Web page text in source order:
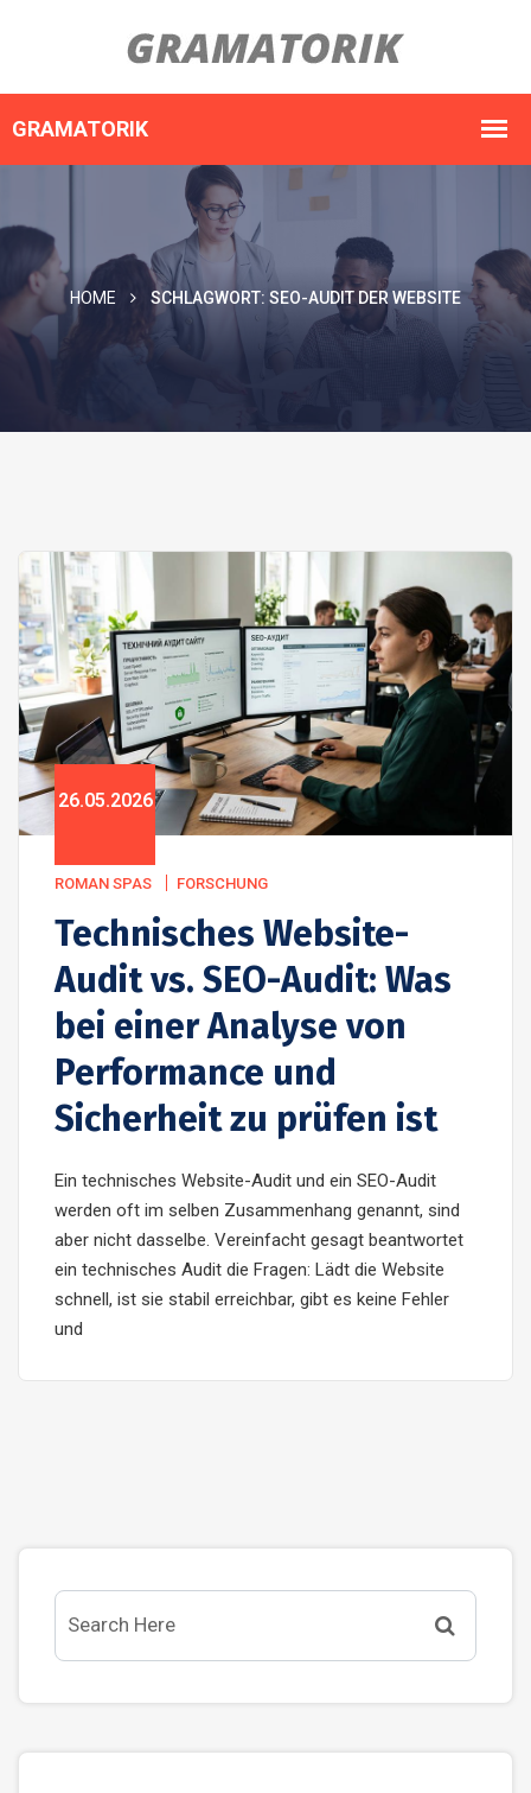
HOME SCHLAGWORT: SEO-AUDIT DER WEBSITE
26.05.2026
ROMAN SPAS FORSCHUNG
Technisches Website-
Audit vs. SEO-Audit: Was
bei einer Analyse von
Performance und
Sicherheit zu prüfen ist
Ein technisches Website-Audit und ein SEO-Audit
werden oft im selben Zusammenhang genannt, sind
aber nicht dasselbe. Vereinfacht gesagt beantwortet
ein technisches Audit die Fragen: Lädt die Website
schnell, ist sie stabil erreichbar, gibt es keine Fehler
und